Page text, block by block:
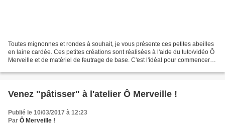
Toutes mignonnes et rondes à souhait, je vous présente ces petites abeilles
en laine cardée. Ces petites créations sont réalisées à l'aide du tuto/vidéo Ô
Merveille et de matériel de feutrage de base. C'est l'idéal pour commencer à
Venez "pâtisser" à l'atelier Ô Merveille !
Publié le 10/03/2017 à 12:23
Par Ô Merveille !